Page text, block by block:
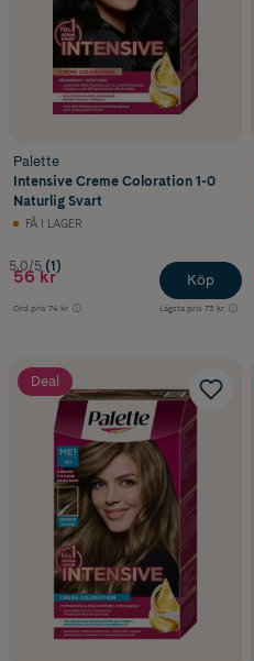
Palette
Intensive Creme Coloration 1-0
Naturlig Svart
FÅ I LAGER
5.0/5 (1)
56 kr
Ord.pris 74 kr Lägsta pris 73 kr
Köp
Deal